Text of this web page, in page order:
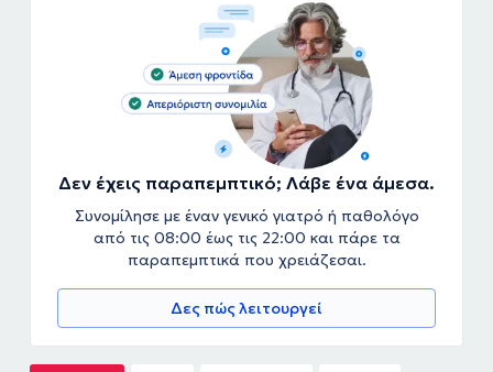
Δεν έχεις παραπεμπτικό; Λάβε ένα άμεσα.
Συνομίλησε με έναν γενικό γιατρό ή παθολόγο
από τις 08:00 έως τις 22:00 και πάρε τα
παραπεμπτικά που χρειάζεσαι.
Δες πώς λειτουργεί